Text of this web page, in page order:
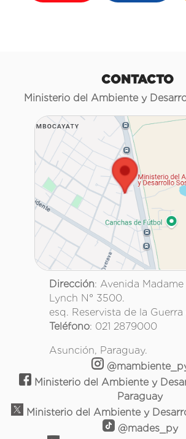
CONTACTO
Ministerio del Ambiente y
Dirección: Avenida Madame
Lynch N° 3500.
esq. Reservista de la
Teléfono: 021 2879000
Asunción, Paraguay.
Ministerio del Ambiente y
Paraguay
Ministerio del Ambiente y
@mades_py